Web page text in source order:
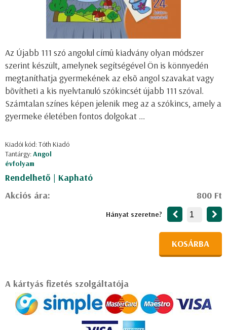
Az Újabb 111 szó angolul címû kiadvány olyan módszer
szerint készült, amelynek segítségével Ön is könnyedén
megtaníthatja gyermekének az elsõ angol szavakat vagy
bõvítheti a kis nyelvtanuló szókincsét újabb 111 szóval.
Számtalan színes képen jelenik meg az a szókincs, amely a
gyermeke életében fontos dolgokat ...
Kiadói kód: Tóth Kiadó
Tantárgy:Angol
évfolyam
Rendelhető | Kapható
Akciós ára:
800 Ft
Hányat szeretne?
KOSÁRBA
A kártyás fizetés szolgáltatója